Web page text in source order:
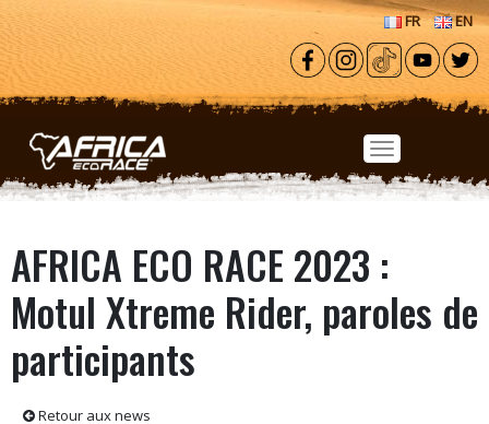
Aller au contenu principal
FR EN
AFRICA ECO RACE 2023 :
Motul Xtreme Rider, paroles de
participants
Retour aux news